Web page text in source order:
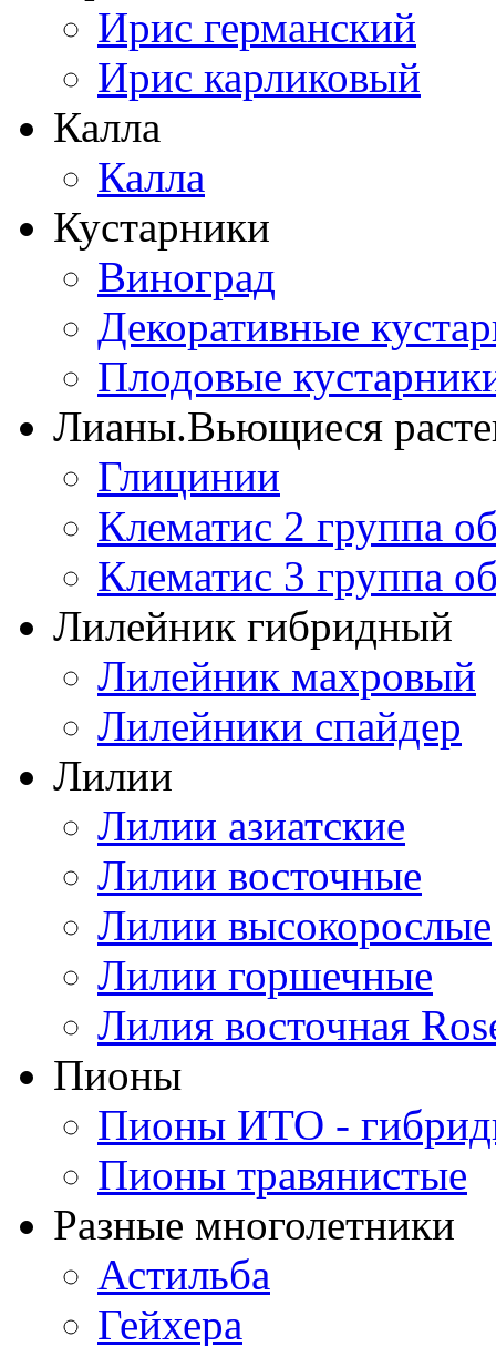
Ирис германский
Ирис карликовый
Калла
Калла
Кустарники
Виноград
Декоративные
Плодовые
Лианы.Вьющиеся
Глицинии
Клематис 2 группа
Клематис 3 группа
Лилейник гибридный
Лилейник махровый
Лилейники спайдер
Лилии
Лилии азиатские
Лилии восточные
Лилии высокорослые
Лилии горшечные
Лилия восточная
Пионы
Пионы ИТО -
Пионы травянистые
Разные многолетники
Астильба
Гейхера